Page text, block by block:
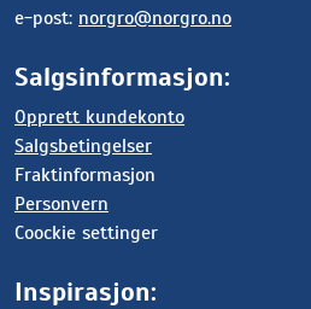
e-post: norgro@norgro.no
Salgsinformasjon:
Opprett kundekonto
Salgsbetingelser
Fraktinformasjon
Personvern
Coockie settinger
Inspirasjon: